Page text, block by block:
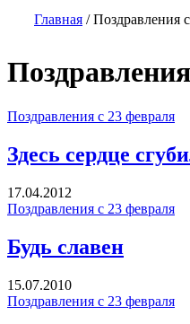
Главная /Поздравления
Поздравления с 23 февраля
Здесь сердце
17.04.2012
Поздравления с 23 февраля
Будь славен
15.07.2010
Поздравления с 23 февраля